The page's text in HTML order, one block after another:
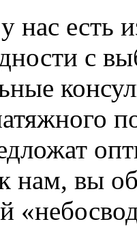
есть
с
нам, вы